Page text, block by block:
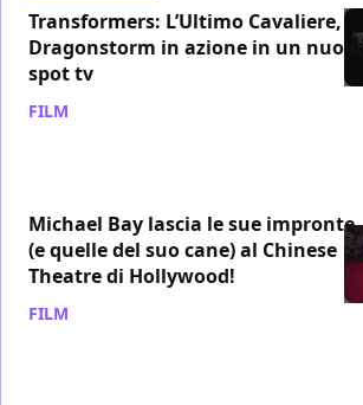
Transformers: L’Ultimo Cavaliere,
Dragonstorm in azione in un nuovo
spot tv
FILM
Michael Bay lascia le sue impronte
(e quelle del suo cane) al Chinese
Theatre di Hollywood!
FILM